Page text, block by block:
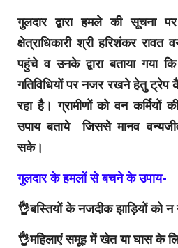
गुलदार द्वारा हमले की सूचना
क्षेत्राधिकारी श्री हरिशंकर
पहुंचे व उनके द्वारा बताया गया
गतिविधियों पर नजर रखने हेतु ट्रेप
रहा है। ग्रामीणों को वन कर्मियों
उपाय बताये जिससे मानव
सके।
गुलदार के हमलों से बचने के उपाय-
👌बस्तियों के नजदीक झाड़ियों को
👌महिलाएं समूह में खेत या घास के